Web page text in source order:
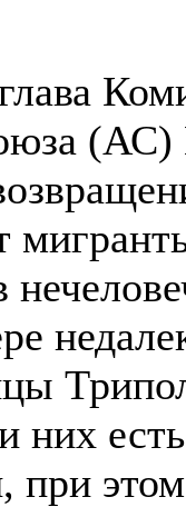
них есть
при этом